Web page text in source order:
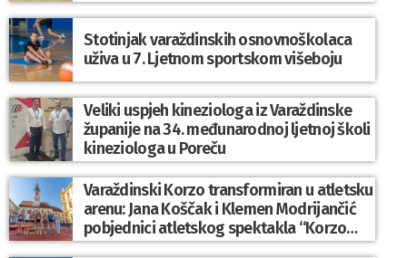
Stotinjak varaždinskih osnovnoškolaca
uživa u 7. Ljetnom sportskom višeboju
Veliki uspjeh kineziologa iz Varaždinske
županije na 34. međunarodnoj ljetnoj školi
kineziologa u Poreču
Varaždinski Korzo transformiran u atletsku
arenu: Jana Koščak i Klemen Modrijančić
pobjednici atletskog spektakla “Korzo
Jump 2026”